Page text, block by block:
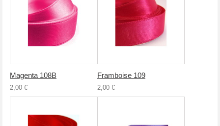
Magenta 108B
2,00 €
Framboise 109
2,00 €